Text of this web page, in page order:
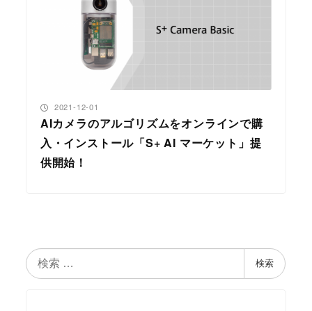
AIカメラのアルゴリズムをオンラインで購
入・インストール「S+ AI マーケット」提
供開始！
投稿日
2021-12-01
検
索
検索